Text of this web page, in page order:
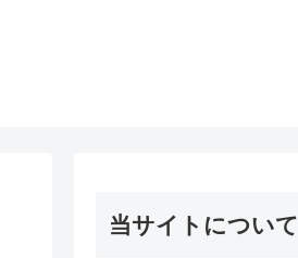
当サイトについて